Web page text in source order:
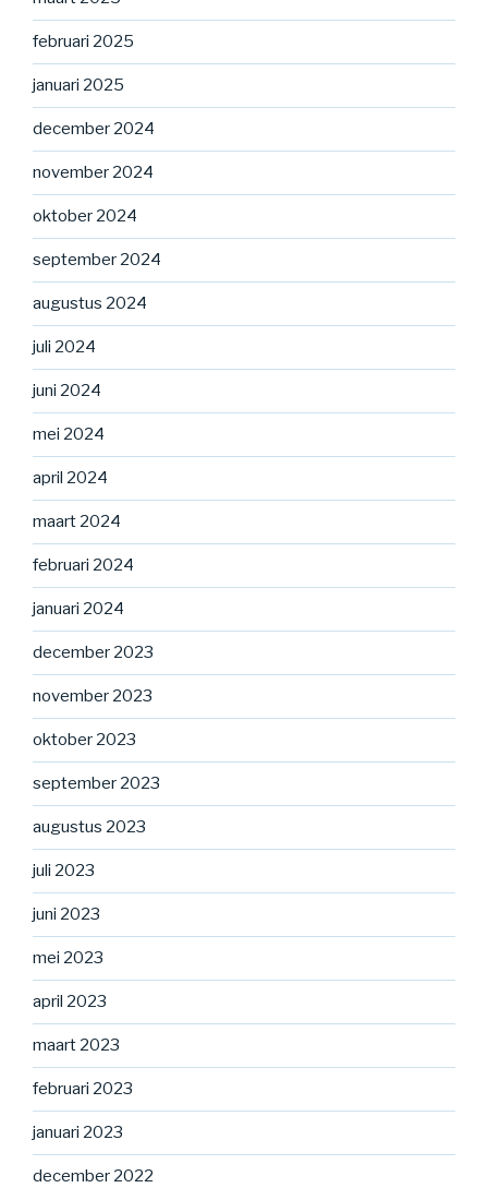
februari 2025
januari 2025
december 2024
november 2024
oktober 2024
september 2024
augustus 2024
juli 2024
juni 2024
mei 2024
april 2024
maart 2024
februari 2024
januari 2024
december 2023
november 2023
oktober 2023
september 2023
augustus 2023
juli 2023
juni 2023
mei 2023
april 2023
maart 2023
februari 2023
januari 2023
december 2022